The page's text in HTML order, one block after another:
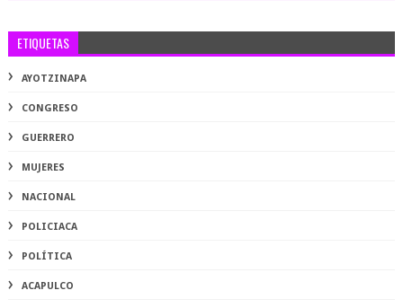
ETIQUETAS
AYOTZINAPA
CONGRESO
GUERRERO
MUJERES
NACIONAL
POLICIACA
POLÍTICA
ACAPULCO